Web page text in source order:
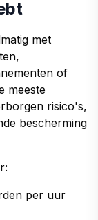
met
of
meeste
risico's,
bescherming
per uur